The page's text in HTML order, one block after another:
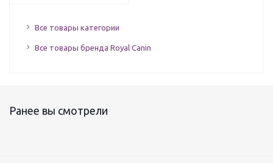
Все товары категории
Все товары бренда Royal Canin
Ранее вы смотрели